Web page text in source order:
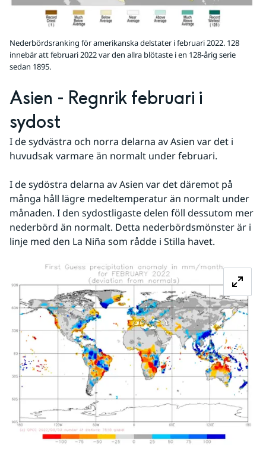
Nederbördsranking för amerikanska delstater i februari 2022. 128
innebär att februari 2022 var den allra blötaste i en 128-årig serie
sedan 1895.
Asien - Regnrik februari i
sydost
I de sydvästra och norra delarna av Asien var det i
huvudsak varmare än normalt under februari.
I de sydöstra delarna av Asien var det däremot på
många håll lägre medeltemperatur än normalt under
månaden. I den sydostligaste delen föll dessutom mer
nederbörd än normalt. Detta nederbördsmönster är i
linje med den La Niña som rådde i Stilla havet.